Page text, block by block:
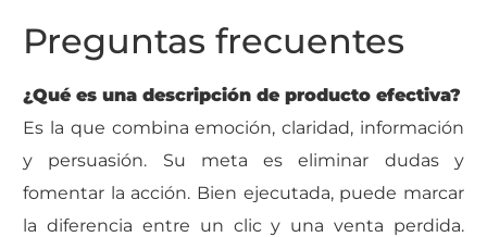
Preguntas frecuentes
¿Qué es una descripción de producto efectiva?
Es la que combina emoción, claridad, información
y persuasión. Su meta es eliminar dudas y
fomentar la acción. Bien ejecutada, puede marcar
la diferencia entre un clic y una venta perdida.